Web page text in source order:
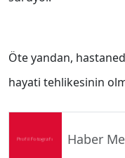
Öte yandan,
hayati tehlikesinin
Haber